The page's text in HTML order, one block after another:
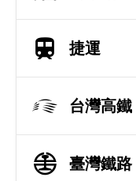
捷運
台灣高鐵
臺灣鐵路